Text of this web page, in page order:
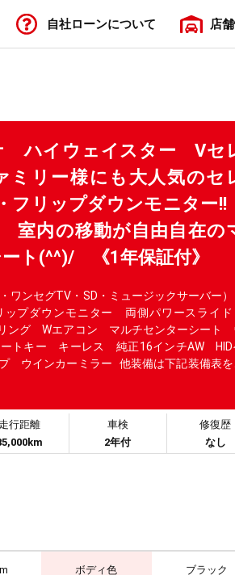
自社ローンについて 店舗
ハイウェイスター Vセ
リー様にも大人気のセ
フリップダウンモニター!!
室内の移動が自由自在の
ト(^^)/ 《1年保証付》
・ワンセグTV・SD・ミュージックサーバー
プダウンモニター 両側パワースライド
ング Wエアコン マルチセンターシート
トキー キーレス 純正16インチAW HID
ウインカーミラー 他装備は下記装備表を
走行距離
車検
2年付
修復歴
なし
ボディ色 ブラック